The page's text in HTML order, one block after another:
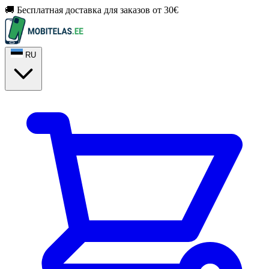
🚚 Бесплатная доставка для заказов от 30€
RU